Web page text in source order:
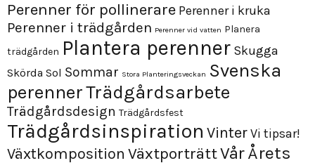
Perenner för pollinerare Perenner i kruka
Perenner i trädgården Perenner vid vatten Planera
trädgården Plantera perenner Skugga
Skörda Sol Sommar Stora Planteringsveckan Svenska
perennerTrädgårdsarbete
Trädgårdsdesign Trädgårdsfest
Trädgårdsinspiration VinterVi tipsar!
Växtkomposition VäxtporträttVårÅrets